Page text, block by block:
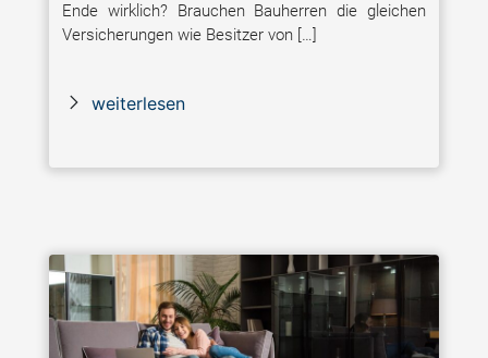
Ende wirklich? Brauchen Bauherren die gleichen
Versicherungen wie Besitzer von […]
weiterlesen